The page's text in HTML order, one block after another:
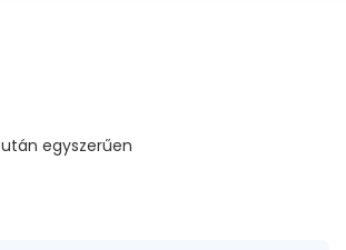
egyszerűen